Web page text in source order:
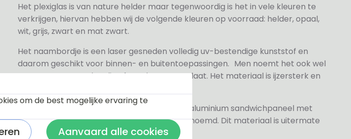
Het plexiglas is van nature helder maar tegenwoordig is het in vele kleuren te
verkrijgen, hiervan hebben wij de volgende kleuren op voorraad: helder, opaal,
wit, grijs, zwart en mat zwart.
Het naambordje is een laser gesneden volledig uv-bestendige kunststof en
daarom geschikt voor binnen- en buitentoepassingen. Men noemt het ook wel
een perspex naambordje of acrylaat naamplaat. Het materiaal is ijzersterk en
De RVS-look naambordjes zijn gemaakt van aluminium sandwichpaneel met
een geborstelde toplaag. Ook wel dibond genoemd. Dit materiaal is uitermate
geschikt voor buitengebruik.
om de best mogelijke ervaring te
Aanvaard alle cookies